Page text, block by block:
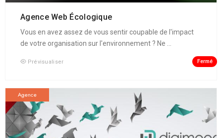
Agence Web Écologique
Vous en avez assez de vous sentir coupable de l'impact
de votre organisation sur l'environnement ? Ne ...
Prévisualiser Fermé
Agence